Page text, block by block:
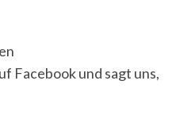
Facebook und sagt uns,